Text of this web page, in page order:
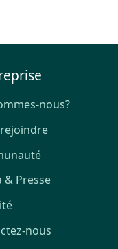
nous?
& Presse
nous